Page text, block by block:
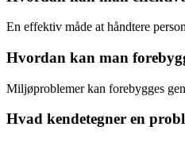
En effektiv måde at håndtere
Hvordan kan man
Miljøproblemer kan forebygges
Hvad kendetegner en